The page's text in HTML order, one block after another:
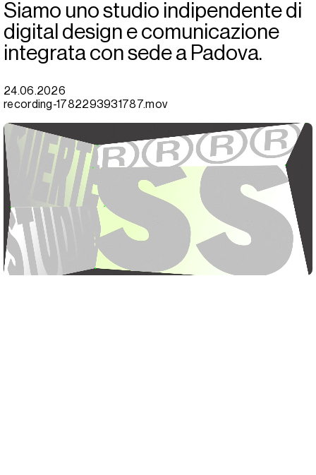
24.06.2026
recording-1782293931787.mov
Siamo uno studio indipendente di
digital design e comunicazione
integrata con sede a Padova.